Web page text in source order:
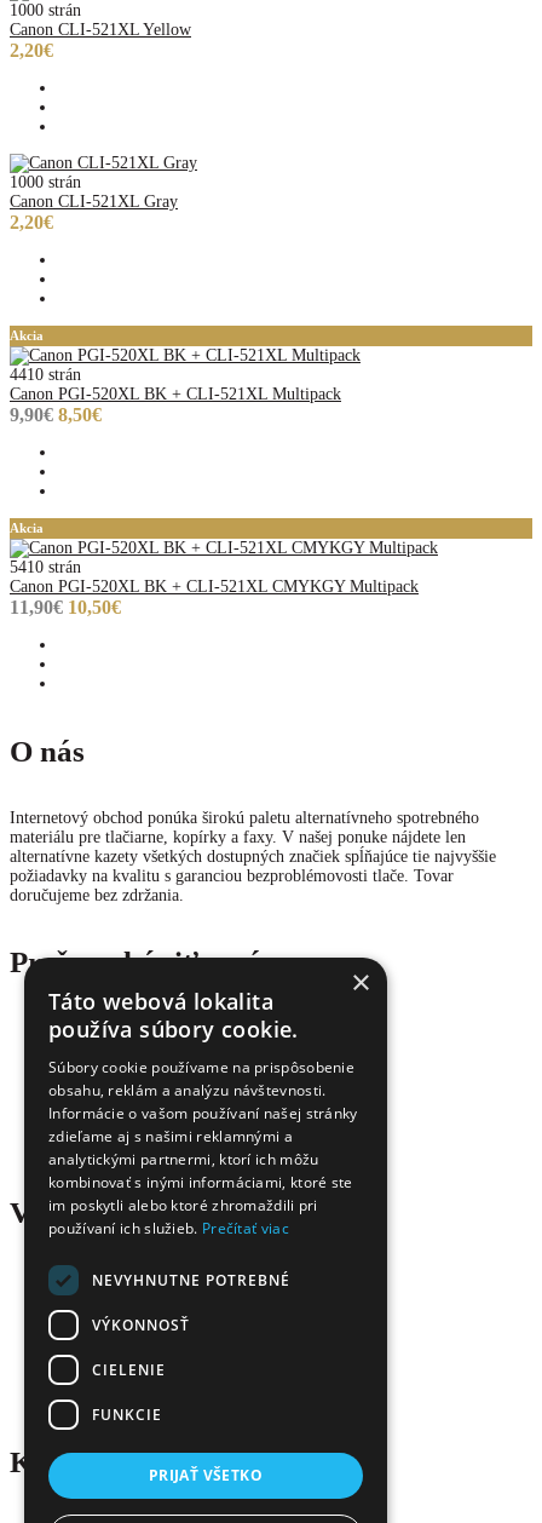
1000 strán
Canon CLI-521XL Yellow
2,20€
1000 strán
Canon CLI-521XL Gray
2,20€
Akcia
4410 strán
Canon PGI-520XL BK + CLI-521XL Multipack
9,90€ 8,50€
Akcia
5410 strán
Canon PGI-520XL BK + CLI-521XL CMYKGY Multipack
11,90€ 10,50€
O nás
Internetový obchod ponúka širokú paletu alternatívneho spotrebného
materiálu pre tlačiarne, kopírky a faxy. V našej ponuke nájdete len
alternatívne kazety všetkých dostupných značiek spĺňajúce tie najvyššie
požiadavky na kvalitu s garanciou bezproblémovosti tlače. Tovar
doručujeme bez zdržania.
Prečo nakúpiť u nás
Úspora nákladov
Doprava zadarmo
Tovar skladom
Ekologická likvidácia tonerov
Množstvo spôsobov platby a dopravy
Ekológia
Všetko o nákupe
Kontaktné informácie
Platba a dodanie
Obchodné podmienky
Ekologická likvidácia tonerov
Záručné a reklamačné podmienky
Ochrana osobných údajov
Kontakt
×
Táto webová lokalita
používa súbory cookie.
Súbory cookie používame na prispôsobenie
obsahu, reklám a analýzu návštevnosti.
Informácie o vašom používaní našej stránky
zdieľame aj s našimi reklamnými a
analytickými partnermi, ktorí ich môžu
kombinovať s inými informáciami, ktoré ste
im poskytli alebo ktoré zhromaždili pri
používaní ich služieb. Prečítať viac
NEVYHNUTNE POTREBNÉ
VÝKONNOSŤ
CIELENIE
FUNKCIE
PRIJAŤ VŠETKO